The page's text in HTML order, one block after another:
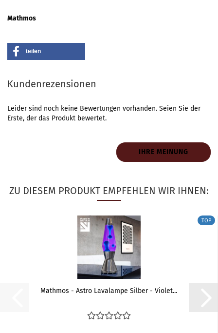
Mathmos
teilen
Kundenrezensionen
Leider sind noch keine Bewertungen vorhanden. Seien Sie der
Erste, der das Produkt bewertet.
IHRE MEINUNG
ZU DIESEM PRODUKT EMPFEHLEN WIR IHNEN:
TOP
Mathmos - Astro Lavalampe Silber - Violet...